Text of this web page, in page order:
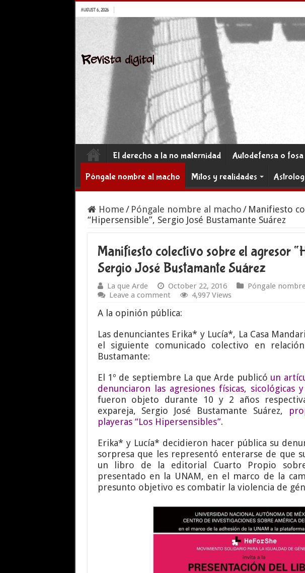
AUGUST 6, 2026
El derecho a la no maternidad Autodefensa o fosa
Póngale nombre al macho
Mitos y realidades
Home/ Póngale nombre al macho/ Manifiesto
“Hipersensible”, Sergio José Bustamante Suárez
Manifiesto colectivo sobre el agresor
Sergio José Bustamante Suárez
La que Arde October 22, 2016
Póngale
Leave a comment
4,997 Views
A la opinión pública:
Las denunciantes Erika* y Lucía*, La Casa
el siguiente comunicado colectivo en
Bustamante:
El 1º de septiembre La que Arde publicó un
denunciaron las agresiones físicas, sicológicas
fueron objeto durante 10 y 2 años
expareja, Sergio José Bustamante Suárez,
playeras “Los Hipersensibles”.
Erika* y Lucía* decidieron hacer pública su
sorpresa que les representó enterarse de que
un libro de la editorial Cuarto Propio
presentado en la UNAM, en el marco de la
presunto objetivo es combatir la violencia de